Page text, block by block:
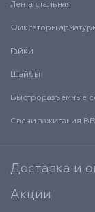
Лента стальная
Фиксаторы
Гайки
Шайбы
Быстроразъемные
Свечи зажигания
Доставка и
Акции